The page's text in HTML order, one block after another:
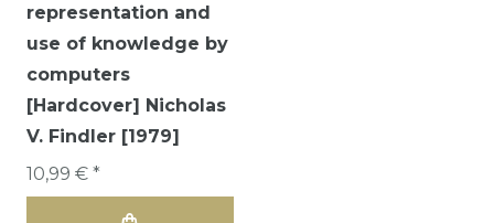
representation and
use of knowledge by
computers
[Hardcover] Nicholas
V. Findler [1979]
10,99 € *